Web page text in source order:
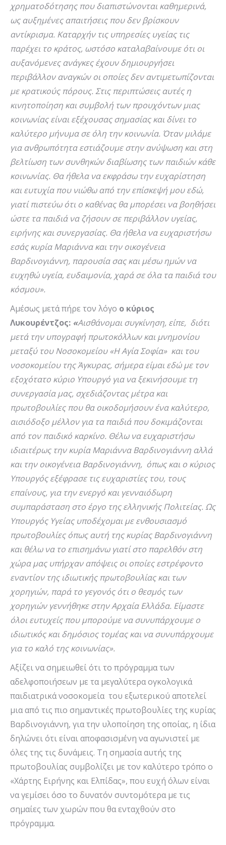
χρηματοδότησης που διαπιστώνονται καθημερινά,
ως αυξημένες απαιτήσεις που δεν βρίσκουν
αντίκρισμα. Καταρχήν τις υπηρεσίες υγείας τις
παρέχει το κράτος, ωστόσο καταλαβαίνουμε ότι οι
αυξανόμενες ανάγκες έχουν δημιουργήσει
περιβάλλον αναγκών οι οποίες δεν αντιμετωπίζονται
με κρατικούς πόρους. Στις περιπτώσεις αυτές η
κινητοποίηση και συμβολή των προυχόντων μιας
κοινωνίας είναι εξέχουσας σημασίας και δίνει το
καλύτερο μήνυμα σε όλη την κοινωνία. Όταν μιλάμε
για ανθρωπότητα εστιάζουμε στην ανύψωση και στη
βελτίωση των συνθηκών διαβίωσης των παιδιών κάθε
κοινωνίας. Θα ήθελα να εκφράσω την ευχαρίστηση
και ευτυχία που νιώθω από την επίσκεψή μου εδώ,
γιατί πιστεύω ότι ο καθένας θα μπορέσει να βοηθήσει
ώστε τα παιδιά να ζήσουν σε περιβάλλον υγείας,
ειρήνης και συνεργασίας. Θα ήθελα να ευχαριστήσω
εσάς κυρία Μαριάννα και την οικογένεια
Βαρδινογιάννη, παρουσία σας και μέσω ημών να
ευχηθώ υγεία, ευδαιμονία, χαρά σε όλα τα παιδιά του
κόσμου».
Αμέσως μετά πήρε τον λόγο ο κύριος
Λυκουρέντζος: «Αισθάνομαι συγκίνηση, είπε, διότι
μετά την υπογραφή πρωτοκόλλων και μνημονίου
μεταξύ του Νοσοκομείου «Η Αγία Σοφία» και του
νοσοκομείου της Άγκυρας, σήμερα είμαι εδώ με τον
εξοχότατο κύριο Υπουργό για να ξεκινήσουμε τη
συνεργασία μας, σχεδιάζοντας μέτρα και
πρωτοβουλίες που θα οικοδομήσουν ένα καλύτερο,
αισιόδοξο μέλλον για τα παιδιά που δοκιμάζονται
από τον παιδικό καρκίνο. Θέλω να ευχαριστήσω
ιδιαιτέρως την κυρία Μαριάννα Βαρδινογιάννη αλλά
και την οικογένεια Βαρδινογιάννη, όπως και ο κύριος
Υπουργός εξέφρασε τις ευχαριστίες του, τους
επαίνους, για την ενεργό και γενναιόδωρη
συμπαράσταση στο έργο της ελληνικής Πολιτείας. Ως
Υπουργός Υγείας υποδέχομαι με ενθουσιασμό
πρωτοβουλίες όπως αυτή της κυρίας Βαρδινογιάννη
και θέλω να το επισημάνω γιατί στο παρελθόν στη
χώρα μας υπήρχαν απόψεις οι οποίες εστρέφοντο
εναντίον της ιδιωτικής πρωτοβουλίας και των
χορηγιών, παρά το γεγονός ότι ο θεσμός των
χορηγιών γεννήθηκε στην Αρχαία Ελλάδα. Είμαστε
όλοι ευτυχείς που μπορούμε να συνυπάρχουμε ο
ιδιωτικός και δημόσιος τομέας και να συνυπάρχουμε
για το καλό της κοινωνίας».
Αξίζει να σημειωθεί ότι το πρόγραμμα των
αδελφοποιήσεων με τα μεγαλύτερα ογκολογικά
παιδιατρικά νοσοκομεία του εξωτερικού αποτελεί
μια από τις πιο σημαντικές πρωτοβουλίες της κυρίας
Βαρδινογιάννη, για την υλοποίηση της οποίας, η ίδια
δηλώνει ότι είναι αποφασισμένη να αγωνιστεί με
όλες της τις δυνάμεις. Τη σημασία αυτής της
πρωτοβουλίας συμβολίζει με τον καλύτερο τρόπο ο
«Χάρτης Ειρήνης και Ελπίδας», που ευχή όλων είναι
να γεμίσει όσο το δυνατόν συντομότερα με τις
σημαίες των χωρών που θα ενταχθούν στο
πρόγραμμα.